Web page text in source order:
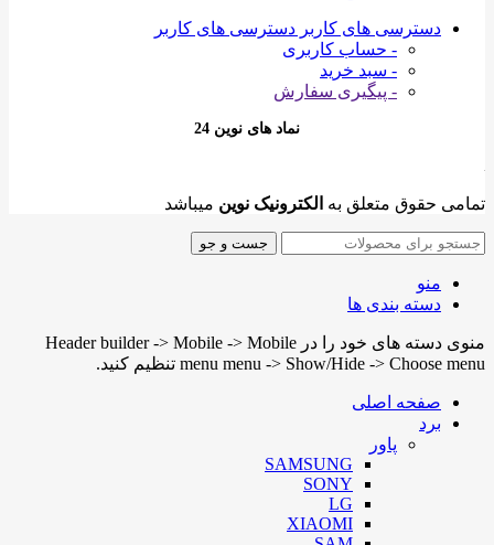
دسترسی های کاربر دسترسی های کاربر
- حساب کاربری
- سبد خرید
- پیگیری سفارش
نماد های نوین 24
تمامی حقوق متعلق به الکترونیک نوین میباشد
جست و جو
منو
دسته بندی ها
منوی دسته های خود را در Header builder -> Mobile -> Mobile
menu menu -> Show/Hide -> Choose menu تنظیم کنید.
صفحه اصلی
برد
پاور
SAMSUNG
SONY
LG
XIAOMI